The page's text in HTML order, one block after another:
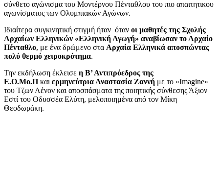
σύνθετο αγώνισμα του Μοντέρνου Πένταθλου του πιο απαιτητικου
αγωνίσματος των Ολυμπιακών Αγώνων.
Ιδιαίτερα συγκινητική στιγμή ήταν όταν οι μαθητές της Σχολής
Αρχαίων Ελληνικών «Ελληνική Αγωγή» αναβίωσαν το Αρχαίο
Πένταθλο, με ένα δρώμενο στα Αρχαία Ελληνικά αποσπώντας
πολύ θερμό χειροκρότημα.
Την εκδήλωση έκλεισε η Β’ Αντιπρόεδρος της
Ε.Ο.Μο.Π και ερμηνεύτρια Αναστασία Ζαννή με το «Imagine»
του Τζων Λένον και αποσπάσματα της ποιητικής σύνθεσης Άξιον
Εστί του Οδυσσέα Ελύτη, μελοποιημένα από τον Μίκη
Θεοδωράκη.